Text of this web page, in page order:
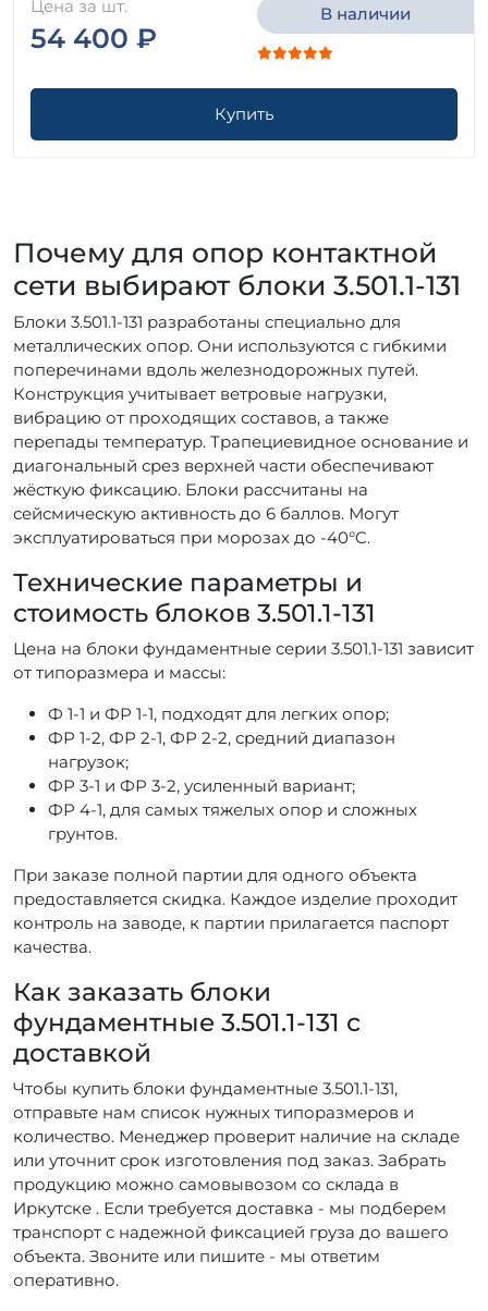
Цена за шт.
54 400 ₽
В наличии
Купить
Почему для опор контактной
сети выбирают блоки 3.501.1-131
Блоки 3.501.1-131 разработаны специально для
металлических опор. Они используются с гибкими
поперечинами вдоль железнодорожных путей.
Конструкция учитывает ветровые нагрузки,
вибрацию от проходящих составов, а также
перепады температур. Трапециевидное основание и
диагональный срез верхней части обеспечивают
жёсткую фиксацию. Блоки рассчитаны на
сейсмическую активность до 6 баллов. Могут
эксплуатироваться при морозах до -40°C.
Технические параметры и
стоимость блоков 3.501.1-131
Цена на блоки фундаментные серии 3.501.1-131 зависит
от типоразмера и массы:
Ф 1-1 и ФР 1-1, подходят для легких опор;
ФР 1-2, ФР 2-1, ФР 2-2, средний диапазон
нагрузок;
ФР 3-1 и ФР 3-2, усиленный вариант;
ФР 4-1, для самых тяжелых опор и сложных
грунтов.
При заказе полной партии для одного объекта
предоставляется скидка. Каждое изделие проходит
контроль на заводе, к партии прилагается паспорт
качества.
Как заказать блоки
фундаментные 3.501.1-131 с
доставкой
Чтобы купить блоки фундаментные 3.501.1-131,
отправьте нам список нужных типоразмеров и
количество. Менеджер проверит наличие на складе
или уточнит срок изготовления под заказ. Забрать
продукцию можно самовывозом со склада в
Иркутске . Если требуется доставка - мы подберем
транспорт с надежной фиксацией груза до вашего
объекта. Звоните или пишите - мы ответим
оперативно.